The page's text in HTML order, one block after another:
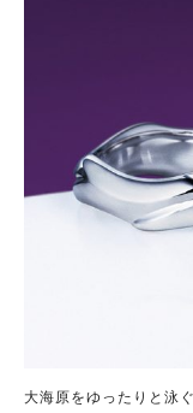
大海原をゆったりと泳